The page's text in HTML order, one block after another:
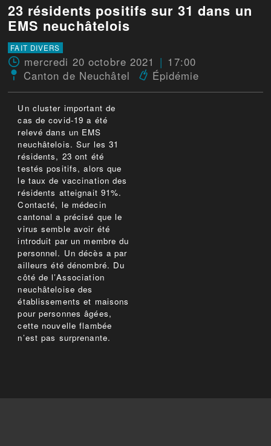
23 résidents positifs sur 31 dans un
EMS neuchâtelois
FAIT DIVERS
mercredi 20 octobre 2021
17:00
Canton de Neuchâtel
Épidémie
Un cluster important de
cas de covid-19 a été
relevé dans un EMS
neuchâtelois. Sur les 31
résidents, 23 ont été
testés positifs, alors que
le taux de vaccination des
résidents atteignait 91%.
Contacté, le médecin
cantonal a précisé que le
virus semble avoir été
introduit par un membre du
personnel. Un décès a par
ailleurs été dénombré. Du
côté de l’Association
neuchâteloise des
établissements et maisons
pour personnes âgées,
cette nouvelle flambée
n’est pas surprenante.